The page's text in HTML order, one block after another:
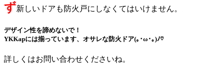
ず新しいドアも防火戸にしなくてはいけません。
デザイン性を諦めないで！
YKKapには揃っています、オサレな防火ドア(｡･ω･｡)ﾉ♡
詳しくはお問い合わせくださいね。